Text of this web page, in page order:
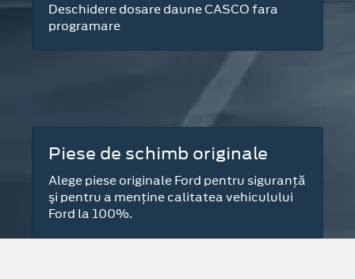
Deschidere dosare daune CASCO fara
programare
Piese de schimb originale
Alege piese originale Ford pentru siguranţă
şi pentru a menţine calitatea vehiculului
Ford la 100%.